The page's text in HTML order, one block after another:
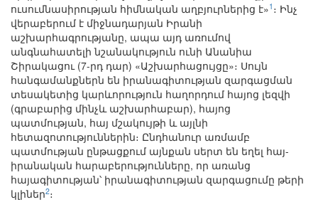
ուսումնասիրության հիմնական աղբյուրներից է»1 ։ Ինչ
վերաբերում է միջնադարյան Իրանի
աշխարհագրությանը, ապա այդ առումով
անգնահատելի նշանակություն ունի Անանիա
Շիրակացու (7-րդ դար) «Աշխարհացույցը»։ Սույն
հանգամանքներն են իրանագիտության զարգացման
տեսակետից կարևորություն հաղորդում հայոց լեզվի
(գրաբարից մինչև աշխարհաբար), հայոց
պատմության, հայ մշակույթի և այլնի
հետազոտություններին։ Ընդհանուր առմամբ
պատմության ընթացքում այնքան սերտ են եղել հայ-
իրանական հարաբերությունները, որ առանց
հայագիտության՝ իրանագիտության զարգացումը թերի
կլիներ2։